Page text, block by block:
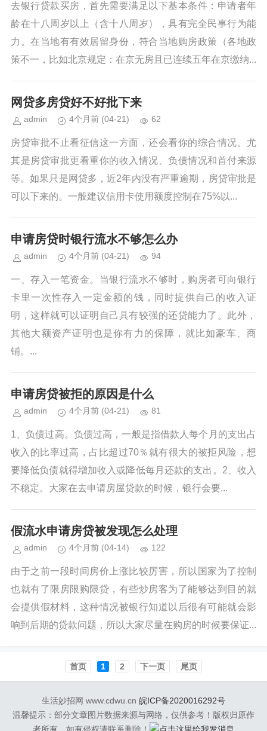
去银行贷款买房，首先需要满足以下基本条件：申请者年
龄在十八周岁以上（含十八周岁），具有完全民事行为能
力。在当地有有效居留身份，符合当地购房政策（各地政
策不一，比如北京规定：在京无房且已连续五年在京缴纳...
网贷多房贷好不好批下来
admin 4个月前 (04-21) 62
房贷审批不止看征信这一方面，还会看你的综合情况。尤
其是房贷审批更看重你的收入情况、负债情况和首付来源
等。如果只是网贷多，近2年内没有严重逾期，房贷审批是
可以下来的。一般建议信用卡使用额度控制在75%以...
申请房贷时银行流水不够怎么办
admin 4个月前 (04-21) 94
一、存入一笔资金。当银行流水不够时，购房者可向银行
卡里一次性存入一定金额的钱，同时提供自己的收入证
明，这样就可以证明自己具有较强的还贷能力了。此外，
其他大额资产证明也是你有力的保障，就比如豪车、商
铺。...
申请房贷被拒的原因是什么
admin 4个月前 (04-21) 81
1、负债过高。负债过高，一般是指借款人每个月的支出占
收入的比率过高，占比超过70％就有很大的被拒风险，想
要降低负债就得增加收入或降低每月还款的支出。2、收入
不稳定。大家在去申请房屋贷款的时候，银行会要...
假流水申请房贷被发现怎么处理
admin 4个月前 (04-14) 122
由于之前一段时间房价上涨比较厉害，所以国家为了控制
也就有了限房限购限贷，有些炒房客为了能够达到目的就
会提供假材料，这种情况被银行知道以后很有可能就会影
响到后期的贷款问题，所以大家尽量在购房的时候要保证...
首页️ 1 2 下一页 尾页
生活妙招网 www.cdwu.cn 皖ICP备2020016292号
温馨提示：部分文章图片数据来源与网络，仅供参考！版权归原作